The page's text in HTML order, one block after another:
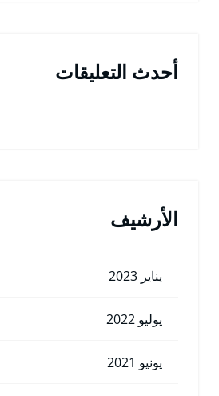
أحدث التعليقات
الأرشيف
يناير 2023
يوليو 2022
يونيو 2021